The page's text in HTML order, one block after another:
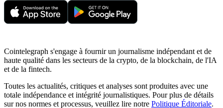
Cointelegraph s'engage à fournir un journalisme indépendant et de
haute qualité dans les secteurs de la crypto, de la blockchain, de l'IA
et de la fintech.
Toutes les actualités, critiques et analyses sont produites avec une
totale indépendance et intégrité journalistiques. Pour plus de détails
sur nos normes et processus, veuillez lire notre Politique Éditoriale.